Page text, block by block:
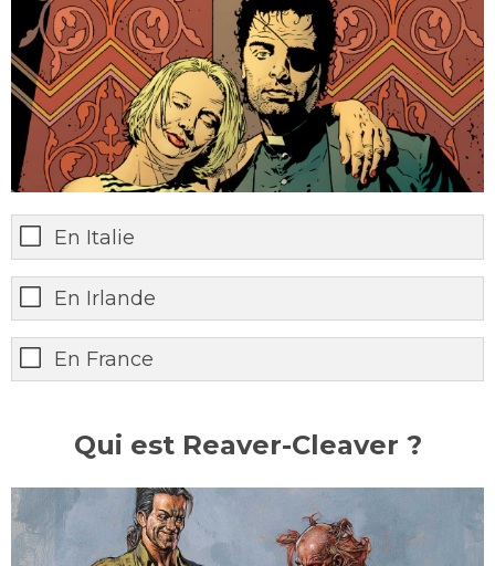
En Italie
En Irlande
En France
Qui est Reaver-Cleaver ?